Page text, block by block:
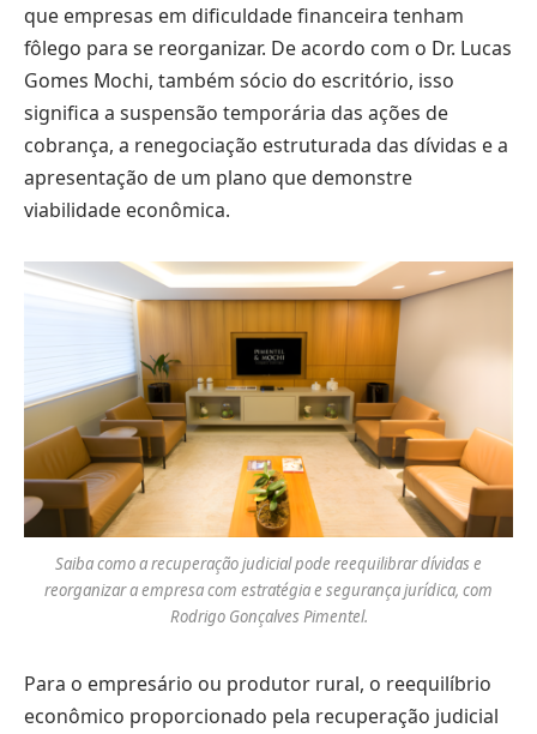
que empresas em dificuldade financeira tenham
fôlego para se reorganizar. De acordo com o Dr. Lucas
Gomes Mochi, também sócio do escritório, isso
significa a suspensão temporária das ações de
cobrança, a renegociação estruturada das dívidas e a
apresentação de um plano que demonstre
viabilidade econômica.
Saiba como a recuperação judicial pode reequilibrar dívidas e
reorganizar a empresa com estratégia e segurança jurídica, com
Rodrigo Gonçalves Pimentel.
Para o empresário ou produtor rural, o reequilíbrio
econômico proporcionado pela recuperação judicial